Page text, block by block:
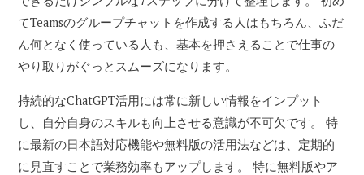
てTeamsのグループチャットを作成する人はもちろん、ふだ
ん何となく使っている人も、基本を押さえることで仕事の
やり取りがぐっとスムーズになります。
持続的なChatGPT活用には常に新しい情報をインプット
し、自分自身のスキルも向上させる意識が不可欠です。 特
に最新の日本語対応機能や無料版の活用法などは、定期的
に見直すことで業務効率もアップします。 特に無料版やア